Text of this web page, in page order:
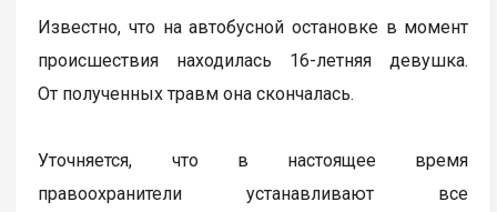
Известно, что на автобусной остановке в момент
происшествия находилась 16-летняя девушка.
От полученных травм она скончалась.
Уточняется, что в настоящее время
правоохранители устанавливают все